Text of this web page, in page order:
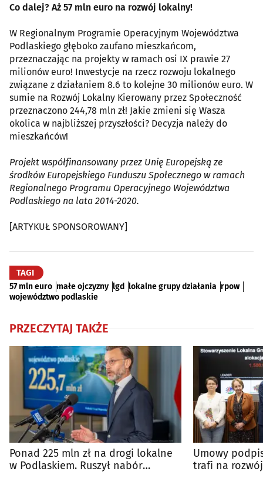
Co dalej? Aż 57 mln euro na rozwój lokalny!
W Regionalnym Programie Operacyjnym Województwa
Podlaskiego głęboko zaufano mieszkańcom,
przeznaczając na projekty w ramach osi IX prawie 27
milionów euro! Inwestycje na rzecz rozwoju lokalnego
związane z działaniem 8.6 to kolejne 30 milionów euro. W
sumie na Rozwój Lokalny Kierowany przez Społeczność
przeznaczono 244,78 mln zł! Jakie zmieni się Wasza
okolica w najbliższej przyszłości? Decyzja należy do
mieszkańców!
Projekt współfinansowany przez Unię Europejską ze
środków Europejskiego Funduszu Społecznego w ramach
Regionalnego Programu Operacyjnego Województwa
Podlaskiego na lata 2014-2020.
[ARTYKUŁ SPONSOROWANY]
TAGI
57 mln euro małe ojczyzny lgd lokalne grupy działania rpow
województwo podlaskie
PRZECZYTAJ TAKŻE
Ponad 225 mln zł na drogi lokalne
w Podlaskiem. Ruszył nabór
Umowy
trafi na